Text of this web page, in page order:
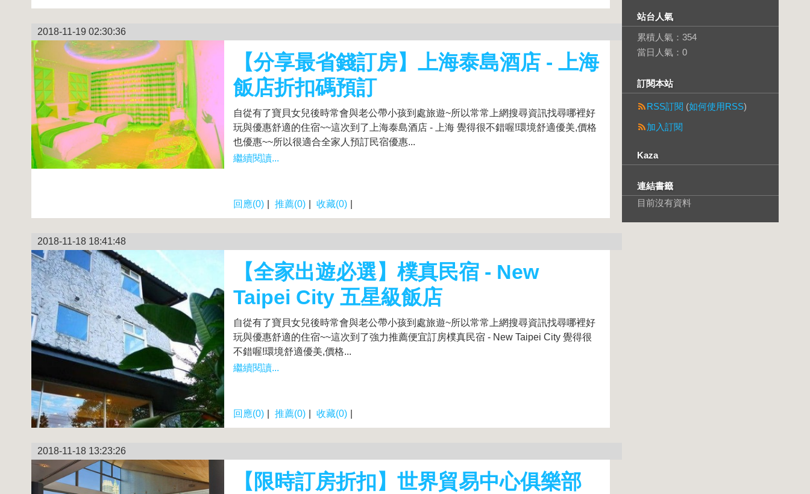
2018-11-19 02:30:36
【分享最省錢訂房】上海泰島酒店 - 上海
飯店折扣碼預訂
自從有了寶貝女兒後時常會與老公帶小孩到處旅遊~所以常常上網搜尋資訊找尋哪裡好
玩與優惠舒適的住宿~~這次到了上海泰島酒店 - 上海 覺得很不錯喔!環境舒適優美,價格
也優惠~~所以很適合全家人預訂民宿優惠...
繼續閱讀...
回應(0) 推薦(0) 收藏(0)
2018-11-18 18:41:48
【全家出遊必選】樸真民宿 - New
Taipei City 五星級飯店
自從有了寶貝女兒後時常會與老公帶小孩到處旅遊~所以常常上網搜尋資訊找尋哪裡好
玩與優惠舒適的住宿~~這次到了強力推薦便宜訂房樸真民宿 - New Taipei City 覺得很
不錯喔!環境舒適優美,價格...
繼續閱讀...
回應(0) 推薦(0) 收藏(0)
2018-11-18 13:23:26
【限時訂房折扣】世界貿易中心俱樂部
站台人氣
累積人氣： 354
當日人氣： 0
訂閱本站
RSS訂閱 (如何使用RSS)
加入訂閱
Kaza
連結書籤
目前沒有資料